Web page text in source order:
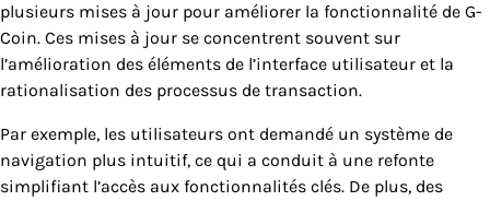
plusieurs mises à jour pour améliorer la fonctionnalité de G-
Coin. Ces mises à jour se concentrent souvent sur
l’amélioration des éléments de l’interface utilisateur et la
rationalisation des processus de transaction.
Par exemple, les utilisateurs ont demandé un système de
navigation plus intuitif, ce qui a conduit à une refonte
simplifiant l’accès aux fonctionnalités clés. De plus, des